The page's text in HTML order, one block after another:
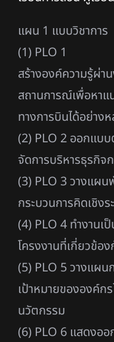
แผน 1 แบบวิชาการ
(1) PLO 1
สร้างองค์ความรู้ผ่า
สถานการณ์เพื่อหาแ
ทางการบินได้อย่าง
(2) PLO 2 ออกแบ
จัดการบริหารธุรกิจ
(3) PLO 3 วางแผ
กระบวนการคิดเชิงร
(4) PLO 4 ทำงานเ
โครงงานที่เกี่ยวข้อ
(5) PLO 5 วางแผน
เป้าหมายขององค์กร
นวัตกรรม
(6) PLO 6 แสดงอ